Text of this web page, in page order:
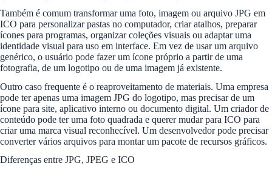
Também é comum transformar uma foto, imagem ou arquivo JPG em
ICO para personalizar pastas no computador, criar atalhos, preparar
ícones para programas, organizar coleções visuais ou adaptar uma
identidade visual para uso em interface. Em vez de usar um arquivo
genérico, o usuário pode fazer um ícone próprio a partir de uma
fotografia, de um logotipo ou de uma imagem já existente.
Outro caso frequente é o reaproveitamento de materiais. Uma empresa
pode ter apenas uma imagem JPG do logotipo, mas precisar de um
ícone para site, aplicativo interno ou documento digital. Um criador de
conteúdo pode ter uma foto quadrada e querer mudar para ICO para
criar uma marca visual reconhecível. Um desenvolvedor pode precisar
converter vários arquivos para montar um pacote de recursos gráficos.
Diferenças entre JPG, JPEG e ICO